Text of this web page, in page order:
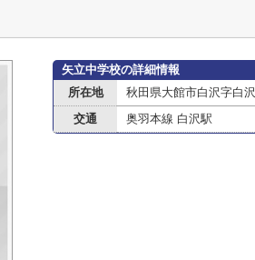
矢立中学校の詳細情報
所在地
秋田県大館市白沢字白沢
交通 奥羽本線 白沢駅